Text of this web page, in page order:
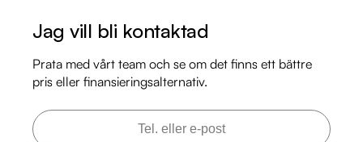
Besiktigad till och med 2026-10-31
Besök
https://www.riddermarkbil.se/kopa-bil/opel/ryy281/
för att:
Jag vill bli kontaktad
Prata med vårt team och se om det finns ett bättre
pris eller finansieringsalternativ.